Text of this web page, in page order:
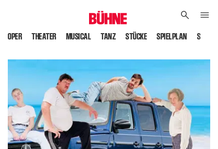
OPER THEATER MUSICAL TANZ STÜCKE SPIELPLAN